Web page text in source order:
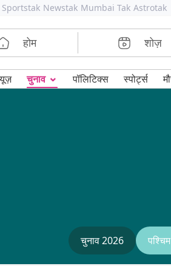
Sportstak Newstak Mumbai Tak Astrotak
होम शोज़
चुनाव ⌄ पॉलिटिक्स स्पोर्ट्स
चुनाव 2026